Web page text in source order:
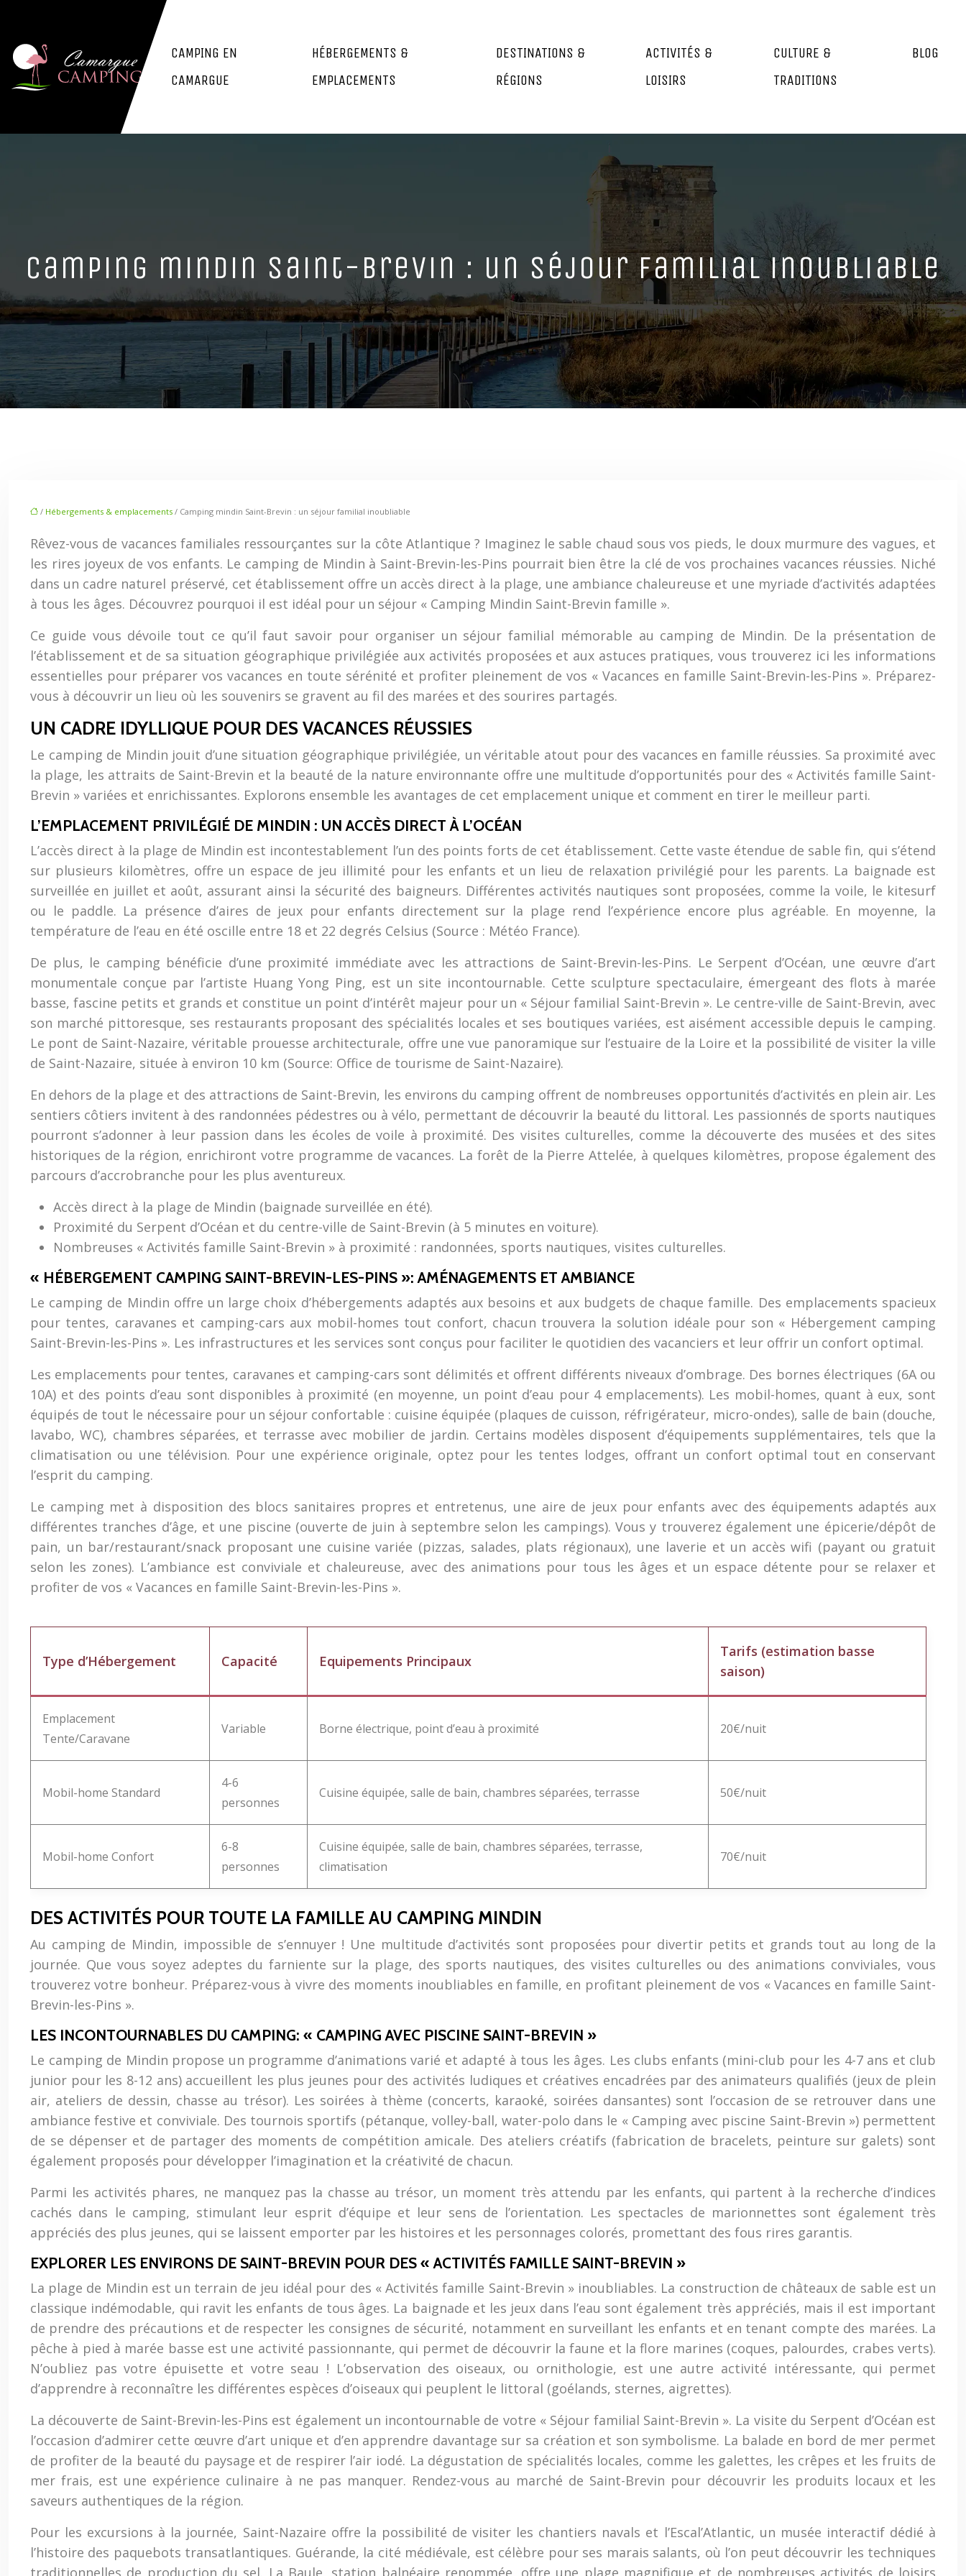
CAMPING EN
CAMARGUE
HÉBERGEMENTS &
EMPLACEMENTS
DESTINATIONS &
RÉGIONS
ACTIVITÉS &
LOISIRS
CULTURE &
TRADITIONS
BLOG
Camping mindin Saint-Brevin : un séjour familial inoubliable
/ Hébergements & emplacements / Camping mindin Saint-Brevin : un séjour familial inoubliable
Rêvez-vous de vacances familiales ressourçantes sur la côte Atlantique ? Imaginez le sable chaud sous vos pieds, le doux murmure des vagues, et
les rires joyeux de vos enfants. Le camping de Mindin à Saint-Brevin-les-Pins pourrait bien être la clé de vos prochaines vacances réussies. Niché
dans un cadre naturel préservé, cet établissement offre un accès direct à la plage, une ambiance chaleureuse et une myriade d’activités adaptées
à tous les âges. Découvrez pourquoi il est idéal pour un séjour « Camping Mindin Saint-Brevin famille ».
Ce guide vous dévoile tout ce qu’il faut savoir pour organiser un séjour familial mémorable au camping de Mindin. De la présentation de
l’établissement et de sa situation géographique privilégiée aux activités proposées et aux astuces pratiques, vous trouverez ici les informations
essentielles pour préparer vos vacances en toute sérénité et profiter pleinement de vos « Vacances en famille Saint-Brevin-les-Pins ». Préparez-
vous à découvrir un lieu où les souvenirs se gravent au fil des marées et des sourires partagés.
UN CADRE IDYLLIQUE POUR DES VACANCES RÉUSSIES
Le camping de Mindin jouit d’une situation géographique privilégiée, un véritable atout pour des vacances en famille réussies. Sa proximité avec
la plage, les attraits de Saint-Brevin et la beauté de la nature environnante offre une multitude d’opportunités pour des « Activités famille Saint-
Brevin » variées et enrichissantes. Explorons ensemble les avantages de cet emplacement unique et comment en tirer le meilleur parti.
L’EMPLACEMENT PRIVILÉGIÉ DE MINDIN : UN ACCÈS DIRECT À L’OCÉAN
L’accès direct à la plage de Mindin est incontestablement l’un des points forts de cet établissement. Cette vaste étendue de sable fin, qui s’étend
sur plusieurs kilomètres, offre un espace de jeu illimité pour les enfants et un lieu de relaxation privilégié pour les parents. La baignade est
surveillée en juillet et août, assurant ainsi la sécurité des baigneurs. Différentes activités nautiques sont proposées, comme la voile, le kitesurf
ou le paddle. La présence d’aires de jeux pour enfants directement sur la plage rend l’expérience encore plus agréable. En moyenne, la
température de l’eau en été oscille entre 18 et 22 degrés Celsius (Source : Météo France).
De plus, le camping bénéficie d’une proximité immédiate avec les attractions de Saint-Brevin-les-Pins. Le Serpent d’Océan, une œuvre d’art
monumentale conçue par l’artiste Huang Yong Ping, est un site incontournable. Cette sculpture spectaculaire, émergeant des flots à marée
basse, fascine petits et grands et constitue un point d’intérêt majeur pour un « Séjour familial Saint-Brevin ». Le centre-ville de Saint-Brevin, avec
son marché pittoresque, ses restaurants proposant des spécialités locales et ses boutiques variées, est aisément accessible depuis le camping.
Le pont de Saint-Nazaire, véritable prouesse architecturale, offre une vue panoramique sur l’estuaire de la Loire et la possibilité de visiter la ville
de Saint-Nazaire, située à environ 10 km (Source: Office de tourisme de Saint-Nazaire).
En dehors de la plage et des attractions de Saint-Brevin, les environs du camping offrent de nombreuses opportunités d’activités en plein air. Les
sentiers côtiers invitent à des randonnées pédestres ou à vélo, permettant de découvrir la beauté du littoral. Les passionnés de sports nautiques
pourront s’adonner à leur passion dans les écoles de voile à proximité. Des visites culturelles, comme la découverte des musées et des sites
historiques de la région, enrichiront votre programme de vacances. La forêt de la Pierre Attelée, à quelques kilomètres, propose également des
parcours d’accrobranche pour les plus aventureux.
Accès direct à la plage de Mindin (baignade surveillée en été).
Proximité du Serpent d’Océan et du centre-ville de Saint-Brevin (à 5 minutes en voiture).
Nombreuses « Activités famille Saint-Brevin » à proximité : randonnées, sports nautiques, visites culturelles.
« HÉBERGEMENT CAMPING SAINT-BREVIN-LES-PINS »: AMÉNAGEMENTS ET AMBIANCE
Le camping de Mindin offre un large choix d’hébergements adaptés aux besoins et aux budgets de chaque famille. Des emplacements spacieux
pour tentes, caravanes et camping-cars aux mobil-homes tout confort, chacun trouvera la solution idéale pour son « Hébergement camping
Saint-Brevin-les-Pins ». Les infrastructures et les services sont conçus pour faciliter le quotidien des vacanciers et leur offrir un confort optimal.
Les emplacements pour tentes, caravanes et camping-cars sont délimités et offrent différents niveaux d’ombrage. Des bornes électriques (6A ou
10A) et des points d’eau sont disponibles à proximité (en moyenne, un point d’eau pour 4 emplacements). Les mobil-homes, quant à eux, sont
équipés de tout le nécessaire pour un séjour confortable : cuisine équipée (plaques de cuisson, réfrigérateur, micro-ondes), salle de bain (douche,
lavabo, WC), chambres séparées, et terrasse avec mobilier de jardin. Certains modèles disposent d’équipements supplémentaires, tels que la
climatisation ou une télévision. Pour une expérience originale, optez pour les tentes lodges, offrant un confort optimal tout en conservant
l’esprit du camping.
Le camping met à disposition des blocs sanitaires propres et entretenus, une aire de jeux pour enfants avec des équipements adaptés aux
différentes tranches d’âge, et une piscine (ouverte de juin à septembre selon les campings). Vous y trouverez également une épicerie/dépôt de
pain, un bar/restaurant/snack proposant une cuisine variée (pizzas, salades, plats régionaux), une laverie et un accès wifi (payant ou gratuit
selon les zones). L’ambiance est conviviale et chaleureuse, avec des animations pour tous les âges et un espace détente pour se relaxer et
profiter de vos « Vacances en famille Saint-Brevin-les-Pins ».
Type d’Hébergement Capacité Equipements Principaux
Tarifs (estimation basse
saison)
Emplacement
Tente/Caravane
Variable Borne électrique, point d’eau à proximité 20€/nuit
Mobil-home Standard
4-6
personnes
Cuisine équipée, salle de bain, chambres séparées, terrasse 50€/nuit
Mobil-home Confort
6-8
personnes
Cuisine équipée, salle de bain, chambres séparées, terrasse,
climatisation
70€/nuit
DES ACTIVITÉS POUR TOUTE LA FAMILLE AU CAMPING MINDIN
Au camping de Mindin, impossible de s’ennuyer ! Une multitude d’activités sont proposées pour divertir petits et grands tout au long de la
journée. Que vous soyez adeptes du farniente sur la plage, des sports nautiques, des visites culturelles ou des animations conviviales, vous
trouverez votre bonheur. Préparez-vous à vivre des moments inoubliables en famille, en profitant pleinement de vos « Vacances en famille Saint-
Brevin-les-Pins ».
LES INCONTOURNABLES DU CAMPING: « CAMPING AVEC PISCINE SAINT-BREVIN »
Le camping de Mindin propose un programme d’animations varié et adapté à tous les âges. Les clubs enfants (mini-club pour les 4-7 ans et club
junior pour les 8-12 ans) accueillent les plus jeunes pour des activités ludiques et créatives encadrées par des animateurs qualifiés (jeux de plein
air, ateliers de dessin, chasse au trésor). Les soirées à thème (concerts, karaoké, soirées dansantes) sont l’occasion de se retrouver dans une
ambiance festive et conviviale. Des tournois sportifs (pétanque, volley-ball, water-polo dans le « Camping avec piscine Saint-Brevin ») permettent
de se dépenser et de partager des moments de compétition amicale. Des ateliers créatifs (fabrication de bracelets, peinture sur galets) sont
également proposés pour développer l’imagination et la créativité de chacun.
Parmi les activités phares, ne manquez pas la chasse au trésor, un moment très attendu par les enfants, qui partent à la recherche d’indices
cachés dans le camping, stimulant leur esprit d’équipe et leur sens de l’orientation. Les spectacles de marionnettes sont également très
appréciés des plus jeunes, qui se laissent emporter par les histoires et les personnages colorés, promettant des fous rires garantis.
EXPLORER LES ENVIRONS DE SAINT-BREVIN POUR DES « ACTIVITÉS FAMILLE SAINT-BREVIN »
La plage de Mindin est un terrain de jeu idéal pour des « Activités famille Saint-Brevin » inoubliables. La construction de châteaux de sable est un
classique indémodable, qui ravit les enfants de tous âges. La baignade et les jeux dans l’eau sont également très appréciés, mais il est important
de prendre des précautions et de respecter les consignes de sécurité, notamment en surveillant les enfants et en tenant compte des marées. La
pêche à pied à marée basse est une activité passionnante, qui permet de découvrir la faune et la flore marines (coques, palourdes, crabes verts).
N’oubliez pas votre épuisette et votre seau ! L’observation des oiseaux, ou ornithologie, est une autre activité intéressante, qui permet
d’apprendre à reconnaître les différentes espèces d’oiseaux qui peuplent le littoral (goélands, sternes, aigrettes).
La découverte de Saint-Brevin-les-Pins est également un incontournable de votre « Séjour familial Saint-Brevin ». La visite du Serpent d’Océan est
l’occasion d’admirer cette œuvre d’art unique et d’en apprendre davantage sur sa création et son symbolisme. La balade en bord de mer permet
de profiter de la beauté du paysage et de respirer l’air iodé. La dégustation de spécialités locales, comme les galettes, les crêpes et les fruits de
mer frais, est une expérience culinaire à ne pas manquer. Rendez-vous au marché de Saint-Brevin pour découvrir les produits locaux et les
saveurs authentiques de la région.
Pour les excursions à la journée, Saint-Nazaire offre la possibilité de visiter les chantiers navals et l’Escal’Atlantic, un musée interactif dédié à
l’histoire des paquebots transatlantiques. Guérande, la cité médiévale, est célèbre pour ses marais salants, où l’on peut découvrir les techniques
traditionnelles de production du sel. La Baule, station balnéaire renommée, offre une plage magnifique et de nombreuses activités de loisirs